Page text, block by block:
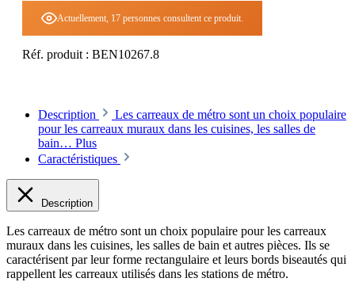
Actuellement, 17 personnes consultent ce produit.
Réf. produit : BEN10267.8
Description
Les carreaux de métro sont un choix populaire
pour les carreaux muraux dans les cuisines, les salles de
bain… Plus
Caractéristiques
Description
Les carreaux de métro sont un choix populaire pour les carreaux
muraux dans les cuisines, les salles de bain et autres pièces. Ils se
caractérisent par leur forme rectangulaire et leurs bords biseautés qui
rappellent les carreaux utilisés dans les stations de métro.